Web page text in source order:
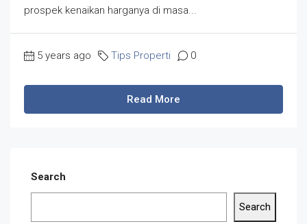
prospek kenaikan harganya di masa...
5 years ago Tips Properti 0
Read More
Search
Search